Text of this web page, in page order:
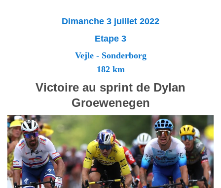
Dimanche 3 juillet 2022
Etape 3
Vejle - Sonderborg
182 km
Victoire au sprint de Dylan
Groewenegen